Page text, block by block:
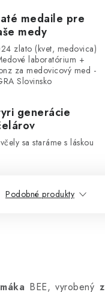
medaile pre
medy
zlato (kvet, medovica)
laboratórium +
za medovicový med -
Slovinsko
generácie
sa staráme s láskou
Podobné produkty
BEE, vyrobený